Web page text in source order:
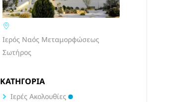
Ιερός Ναός Μεταμορφώσεως
Σωτήρος
ΚΑΤΗΓΟΡΊΑ
Ιερές Ακολουθίες